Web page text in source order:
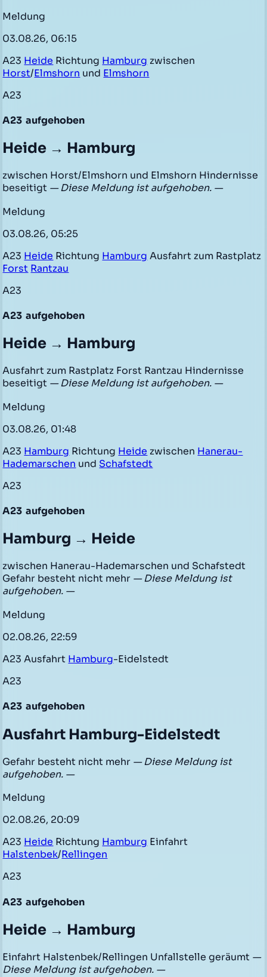
Meldung
03.08.26, 06:15
A23 Heide Richtung Hamburg zwischen
Horst/Elmshorn und Elmshorn
A23
A23 aufgehoben
Heide → Hamburg
zwischen Horst/Elmshorn und Elmshorn Hindernisse
beseitigt — Diese Meldung ist aufgehoben. —
Meldung
03.08.26, 05:25
A23 Heide Richtung Hamburg Ausfahrt zum Rastplatz
Forst Rantzau
A23
A23 aufgehoben
Heide → Hamburg
Ausfahrt zum Rastplatz Forst Rantzau Hindernisse
beseitigt — Diese Meldung ist aufgehoben. —
Meldung
03.08.26, 01:48
A23 Hamburg Richtung Heide zwischen Hanerau-
Hademarschen und Schafstedt
A23
A23 aufgehoben
Hamburg → Heide
zwischen Hanerau-Hademarschen und Schafstedt
Gefahr besteht nicht mehr — Diese Meldung ist
aufgehoben. —
Meldung
02.08.26, 22:59
A23 Ausfahrt Hamburg-Eidelstedt
A23
A23 aufgehoben
Ausfahrt Hamburg-Eidelstedt
Gefahr besteht nicht mehr — Diese Meldung ist
aufgehoben. —
Meldung
02.08.26, 20:09
A23 Heide Richtung Hamburg Einfahrt
Halstenbek/Rellingen
A23
A23 aufgehoben
Heide → Hamburg
Einfahrt Halstenbek/Rellingen Unfallstelle geräumt —
Diese Meldung ist aufgehoben. —